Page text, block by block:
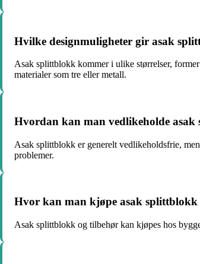
Hvilke designmuligheter gir asak
Asak splittblokk kommer i ulike størrelser,
materialer som tre eller metall.
Hvordan kan man vedlikeholde
Asak splittblokk er generelt vedlikeholdsfrie,
problemer.
Hvor kan man kjøpe asak splittblokk
Asak splittblokk og tilbehør kan kjøpes hos